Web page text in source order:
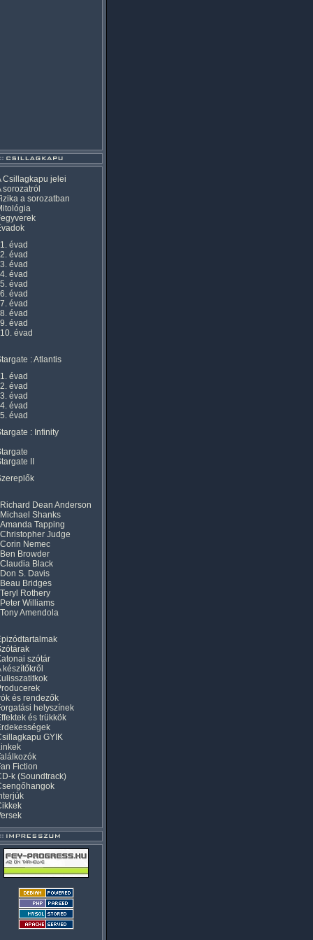
Csillagkapu jelei
sorozatról
a sorozatban
1. évad
2. évad
3. évad
4. évad
5. évad
6. évad
7. évad
8. évad
9. évad
10. évad
: Atlantis
1. évad
2. évad
3. évad
4. évad
5. évad
: Infinity
II
Richard Dean Anderson
Michael Shanks
Amanda Tapping
Christopher Judge
Corin Nemec
Ben Browder
Claudia Black
Don S. Davis
Beau Bridges
Teryl Rothery
Peter Williams
Tony Amendola
szótár
készítőkről
és rendezők
helyszínek
és trükkök
GYIK
Fiction
k (Soundtrack)